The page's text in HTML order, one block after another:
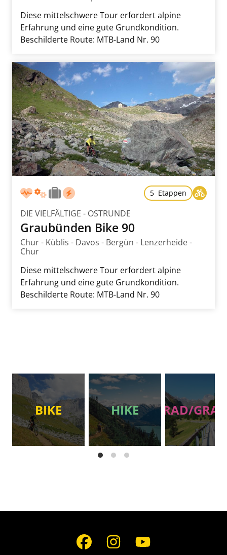
Diese mittelschwere Tour erfordert alpine
Erfahrung und eine gute Grundkondition.
Beschilderte Route: MTB-Land Nr. 90
5 Etappen
DIE VIELFÄLTIGE - OSTRUNDE
Graubünden Bike 90
Chur - Küblis - Davos - Bergün - Lenzerheide -
Chur
Diese mittelschwere Tour erfordert alpine
Erfahrung und eine gute Grundkondition.
Beschilderte Route: MTB-Land Nr. 90
BIKE HIKE RAD/
Social
Media